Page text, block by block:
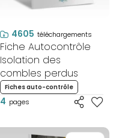
4605 téléchargements
Fiche Autocontrôle
Isolation des
combles perdus
Fiches auto-contrôle
4 pages